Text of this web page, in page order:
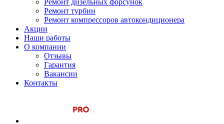
Ремонт дизельных форсунок
Ремонт турбин
Ремонт компрессоров автокондиционера
Акции
Наши работы
О компании
Отзывы
Гарантия
Вакансии
Контакты